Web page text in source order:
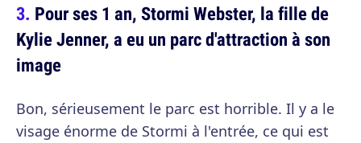
Pour ses 1 an, Stormi Webster, la fille de
Kylie Jenner, a eu un parc d'attraction à son
image
Bon, sérieusement le parc est horrible. Il y a le
visage énorme de Stormi à l'entrée, ce qui est